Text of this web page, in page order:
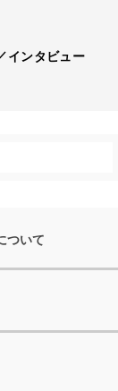
インタビュー
ついて